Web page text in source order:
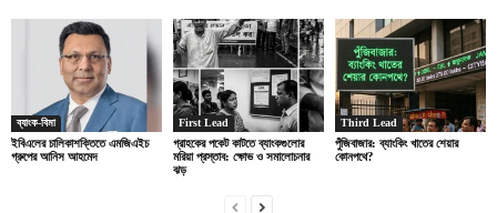
ব্যাংক-বিমা
ইবিএলের চালিকাশক্তিতে এমজিএইচ
গ্রুপের আনিস আহমেদ
First Lead
গ্রাহকের পকেট কাটতে ব্যাংকগুলোর
মরিয়া প্রস্তাব: ক্ষোভ ও সমালোচনার
ঝড়
Third Lead
পুঁজিবাজার: ব্যাংকিং খাতের শেয়ার
কোনপথে?